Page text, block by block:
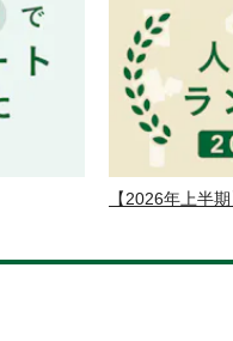
【2026年上半